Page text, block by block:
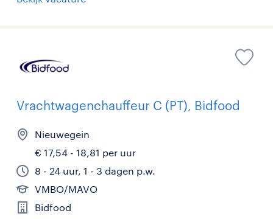
Vrachtwagenchauffeur C (PT), Bidfood
Nieuwegein
€ 17,54 - 18,81 per uur
8 - 24 uur, 1 - 3 dagen p.w.
VMBO/MAVO
Bidfood